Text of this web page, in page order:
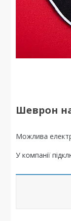
Шеврон
У компанії